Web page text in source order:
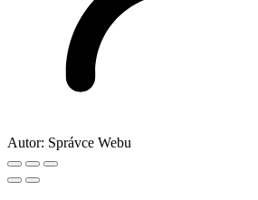
Autor: Správce Webu